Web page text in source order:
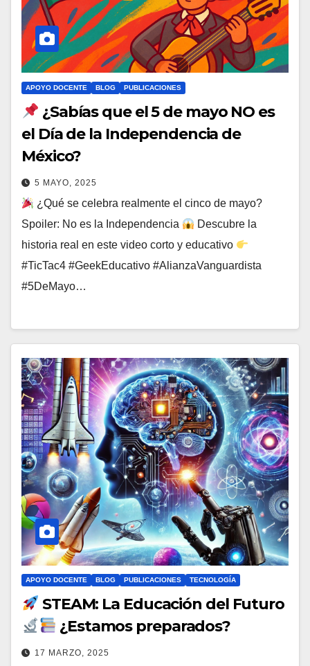
APOYO DOCENTE BLOG PUBLICACIONES
¿Sabías que el 5 de mayo NO es
el Día de la Independencia de
México?
5 MAYO, 2025
¿Qué se celebra realmente el cinco de mayo?
Spoiler: No es la Independencia
Descubre la
historia real en este video corto y educativo
#TicTac4 #GeekEducativo #AlianzaVanguardista
#5DeMayo…
APOYO DOCENTE BLOG PUBLICACIONES TECNOLOGÍA
STEAM: La Educación del Futuro
¿Estamos preparados?
17 MARZO, 2025